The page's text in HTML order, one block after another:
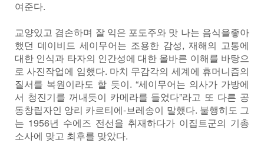
여준다.
교양있고 겸손하며 잘 익은 포도주와 맛 나는 음식을좋아
했던 데이비드 세이무어는 조용한 감성, 재해의 고통에
대한 인식과 타자의 인간성에 대한 올바른 이해를 바탕으
로 사진작업에 임했다. 마치 무감각의 세계에 휴머니즘의
질서를 복원이라도 할 듯이. “세이무어는 의사가 가방에
서 청진기를 꺼내듯이 카메라를 들었다”라고 또 다른 공
동창립자인 앙리 카르티에-브레송이 말했다. 불행히도 그
는 1956년 수에즈 전선을 취재하다가 이집트군의 기총
소사에 맞고 최후를 맞았다.